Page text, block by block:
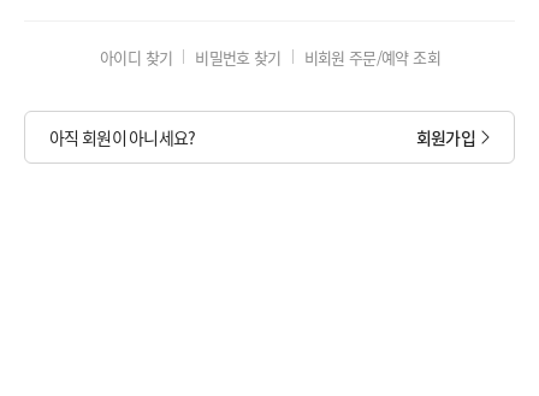
아이디 찾기 비밀번호 찾기 비회원 주문/예약 조회
아직 회원이 아니세요? 회원가입